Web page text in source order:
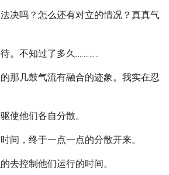
决吗？怎么还有对立的情况？真真气
。不知过了多久…………
那几鼓气流有融合的迹象。我实在忍
使他们各自分散。
间，终于一点一点的分散开来。
去控制他们运行的时间。